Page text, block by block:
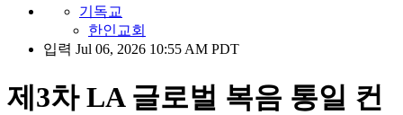
기독교
한인교회
입력 Jul 06, 2026 10:55 AM PDT
제3차 LA 글로벌 복음 통일 컨